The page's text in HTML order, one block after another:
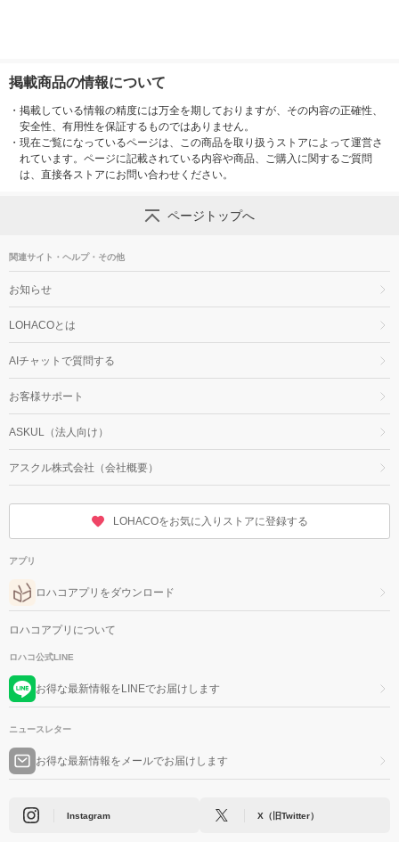
掲載商品の情報について
・ 掲載している情報の精度には万全を期しておりますが、その内容の正確性、
安全性、有用性を保証するものではありません。
・ 現在ご覧になっているページは、この商品を取り扱うストアによって運営さ
れています。ページに記載されている内容や商品、ご購入に関するご質問
は、直接各ストアにお問い合わせください。
ページトップへ
関連サイト・ヘルプ・その他
お知らせ
LOHACOとは
AIチャットで質問する
お客様サポート
ASKUL（法人向け）
アスクル株式会社（会社概要）
LOHACOをお気に入りストアに登録する
アプリ
ロハコアプリをダウンロード
ロハコアプリについて
ロハコ公式LINE
お得な最新情報をLINEでお届けします
ニュースレター
お得な最新情報をメールでお届けします
Instagram X（旧Twitter）